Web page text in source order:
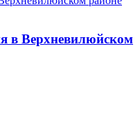
в Верхневилюйском